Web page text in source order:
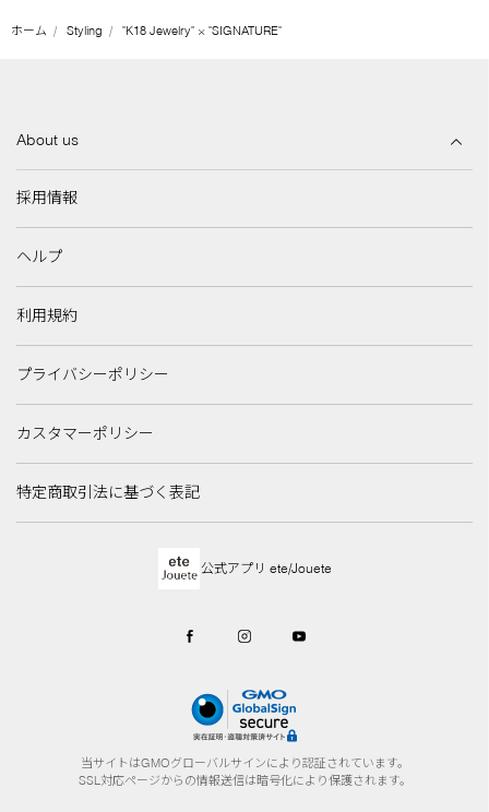
ホーム Styling "K18 Jewelry" × "SIGNATURE"
About us
採用情報
ヘルプ
利用規約
プライバシーポリシー
カスタマーポリシー
特定商取引法に基づく表記
公式アプリ ete/Jouete
当サイトはGMOグローバルサインにより認証されています。
SSL対応ページからの情報送信は暗号化により保護されます。